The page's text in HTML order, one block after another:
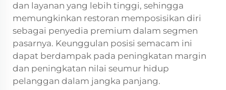
dan layanan yang lebih tinggi, sehingga
memungkinkan restoran memposisikan diri
sebagai penyedia premium dalam segmen
pasarnya. Keunggulan posisi semacam ini
dapat berdampak pada peningkatan margin
dan peningkatan nilai seumur hidup
pelanggan dalam jangka panjang.